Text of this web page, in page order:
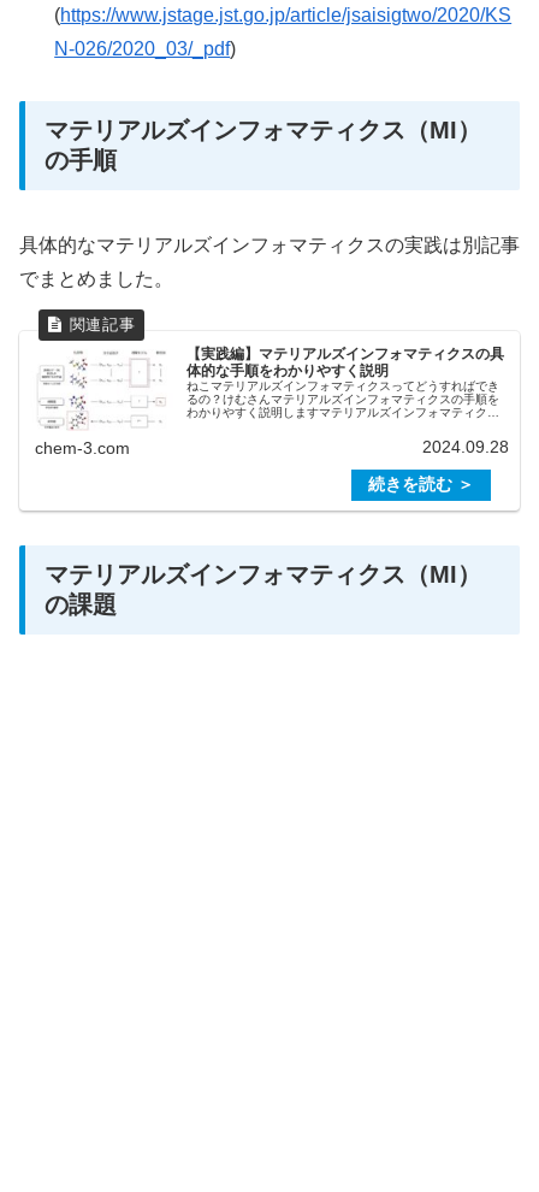
(https://www.jstage.jst.go.jp/article/jsaisigtwo/2020/KS
N-026/2020_03/_pdf)
マテリアルズインフォマティクス（MI）
の手順
具体的なマテリアルズインフォマティクスの実践は別記事
でまとめました。
【実践編】マテリアルズインフォマティクスの具
体的な手順をわかりやすく説明
ねこマテリアルズインフォマティクスってどうすればでき
るの？けむさんマテリアルズインフォマティクスの手順を
わかりやすく説明しますマテリアルズインフォマティクス
chem-3.com 2024.09.28
マテリアルズインフォマティクス（MI）
の課題